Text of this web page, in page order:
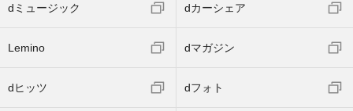
dミュージック dカーシェア
Lemino dマガジン
dヒッツ dフォト